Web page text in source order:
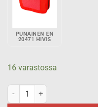
PUNAINEN EN
20471 HIVIS
16 varastossa
Pienvälinetasku 180 mm